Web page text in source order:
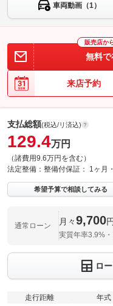
車両動画（1）
販売店か
無料
来店予約
支払総額(税込/リ済込)
129.4万円
（諸費用9.6万円を含む）
法定整備： 整備付保証： 1ヶ月
希望予算で相談してみる
通常ローン 月々9,700円
実質年率3.9%
ロ
走行距離 年式